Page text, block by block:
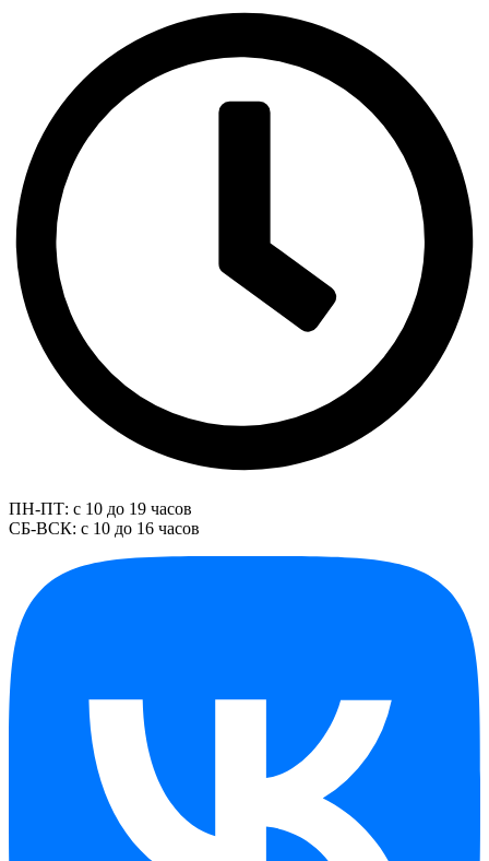
ПН-ПТ: с 10 до 19 часов
СБ-ВСК: с 10 до 16 часов